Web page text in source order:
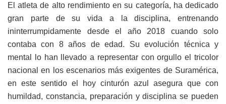
El atleta de alto rendimiento en su categoría, ha dedicado
gran parte de su vida a la disciplina, entrenando
ininterrumpidamente desde el año 2018 cuando solo
contaba con 8 años de edad. Su evolución técnica y
mental lo han llevado a representar con orgullo el tricolor
nacional en los escenarios más exigentes de Suramérica,
en este sentido el hoy cinturón azul asegura que con
humildad, constancia, preparación y disciplina se pueden